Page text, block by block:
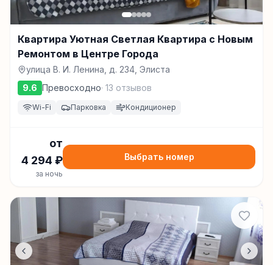
Квартира Уютная Светлая Квартира с Новым
Ремонтом в Центре Города
улица В. И. Ленина, д. 234, Элиста
9.6 Превосходно· 13 отзывов
Wi-Fi Парковка Кондиционер
от
4 294 ₽
за ночь
Выбрать номер